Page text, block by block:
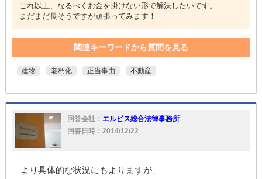
これ以上、なるべくお金を掛けない形で解決したいです。
まだまだ長そうですが頑張ってみます！
関連キーワードから質問を見る
建物 老朽化 正当事由 不動産
回答会社： エルピス総合法律事務所
回答日時：2014/12/22
より具体的な状況にもよりますが、